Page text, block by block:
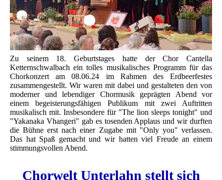
Zu seinem 18. Geburtstages hatte der Chor Cantella
Ketternschwalbach ein tolles musikalisches Programm für das
Chorkonzert am 08.06.24 im Rahmen des Erdbeerfestes
zusammengestellt. Wir waren mit dabei und gestalteten den von
moderner und lebendiger Chormusik geprägten Abend vor
einem begeisterungsfähigen Publikum mit zwei Auftritten
musikalisch mit. Insbesondere für "The lion sleeps tonight" und
"Yakanaka Vhangeri" gab es tosenden Applaus und wir durften
die Bühne erst nach einer Zugabe mit "Only you" verlassen.
Das hat Spaß gemacht und wir hatten viel Freude an einem
stimmungsvollen Abend.
Chorwelt Unterlahn stellt sich